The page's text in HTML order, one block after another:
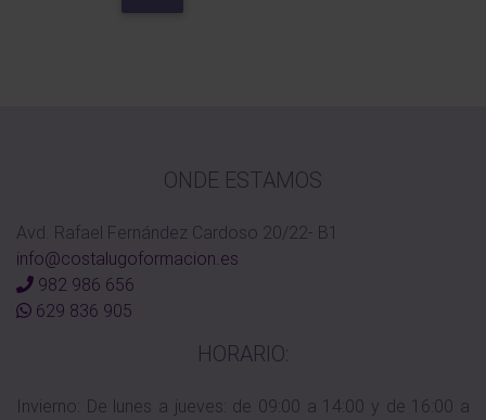
ONDE ESTAMOS
Avd. Rafael Fernández Cardoso 20/22- B1
info@costalugoformacion.es
982 986 656
629 836 905
HORARIO:
Invierno: De lunes a jueves: de 09:00 a 14:00 y de 16:00 a